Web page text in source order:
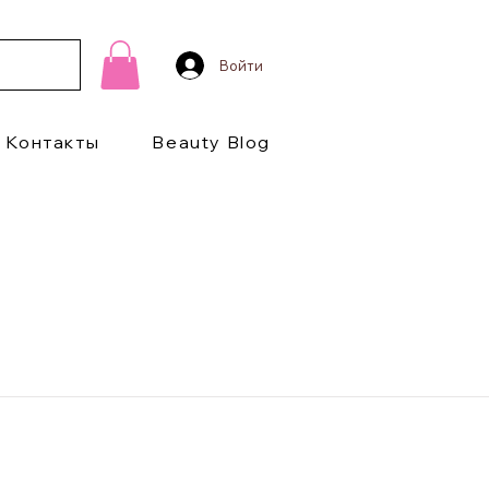
Войти
Контакты Beauty Blog